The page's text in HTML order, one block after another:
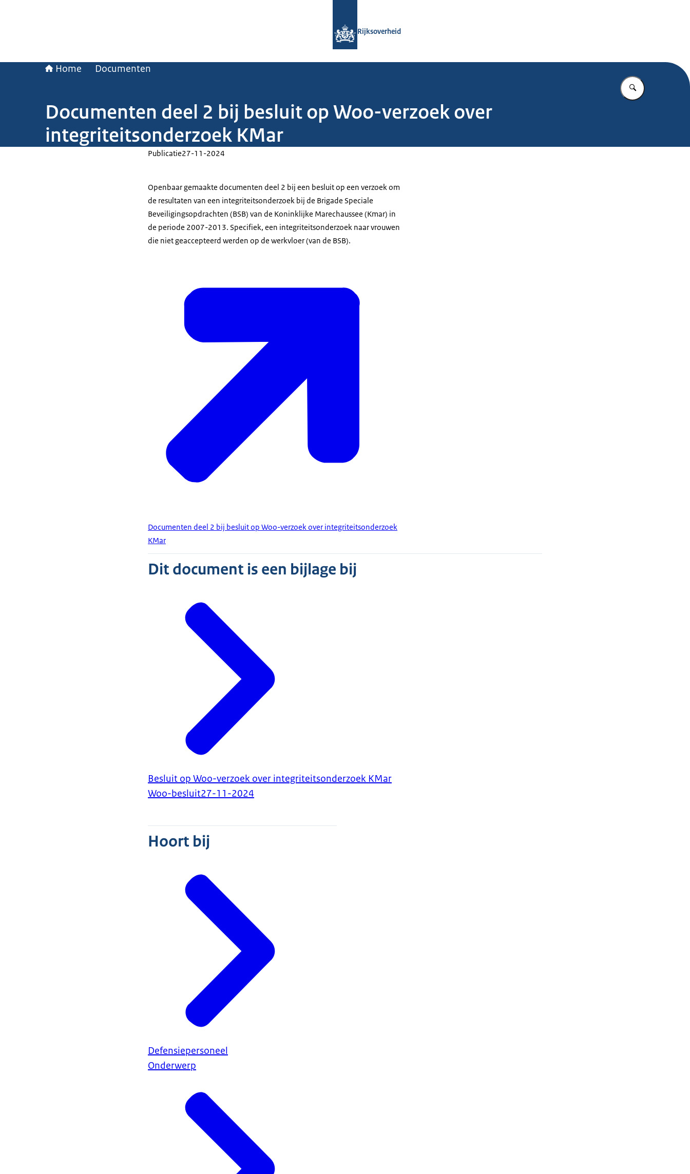
Rijksoverheid
Home Documenten
Vul in wat u
Documenten deel 2 bij besluit op Woo-verzoek over
integriteitsonderzoek KMar
Publicatie27-11-2024
Openbaar gemaakte documenten deel 2 bij een besluit op een verzoek om
de resultaten van een integriteitsonderzoek bij de Brigade Speciale
Beveiligingsopdrachten (BSB) van de Koninklijke Marechaussee (Kmar) in
de periode 2007-2013. Specifiek, een integriteitsonderzoek naar vrouwen
die niet geaccepteerd werden op de werkvloer (van de BSB).
Documenten deel 2 bij besluit op Woo-verzoek over integriteitsonderzoek
KMar
Dit document is een bijlage bij
Besluit op Woo-verzoek over integriteitsonderzoek KMar
Woo-besluit27-11-2024
Hoort bij
Defensiepersoneel
Onderwerp